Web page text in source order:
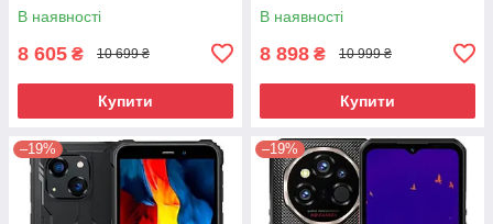
В наявності
8 605 ₴ 10 699 ₴
Купити
В наявності
8 898 ₴ 10 999 ₴
Купити
–19% –19%